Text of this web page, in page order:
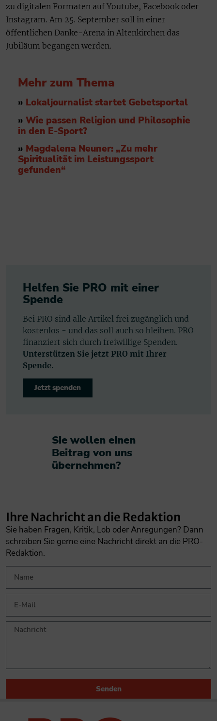
zu digitalen Formaten auf Youtube, Facebook oder
Instagram. Am 25. September soll in einer
öffentlichen Danke-Arena in Altenkirchen das
Jubiläum begangen werden.
Mehr zum Thema
» Lokaljournalist startet Gebetsportal
» Wie passen Religion und Philosophie
in den E-Sport?
» Magdalena Neuner: „Zu mehr
Spiritualität im Leistungssport
gefunden“
Helfen Sie PRO mit einer
Spende
Bei PRO sind alle Artikel frei zugänglich und
kostenlos - und das soll auch so bleiben. PRO
finanziert sich durch freiwillige Spenden.
Unterstützen Sie jetzt PRO mit Ihrer
Spende.
Jetzt spenden
Sie wollen einen
Beitrag von uns
übernehmen?​
Ihre Nachricht an die Redaktion
Sie haben Fragen, Kritik, Lob oder Anregungen? Dann
schreiben Sie gerne eine Nachricht direkt an die PRO-
Redaktion.
Senden